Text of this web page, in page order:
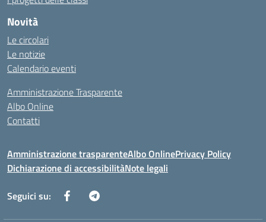
Novità
Le circolari
Le notizie
Calendario eventi
Amministrazione Trasparente
Albo Online
Contatti
Amministrazione trasparenteAlbo OnlinePrivacy Policy
Dichiarazione di accessibilitàNote legali
Seguici su: